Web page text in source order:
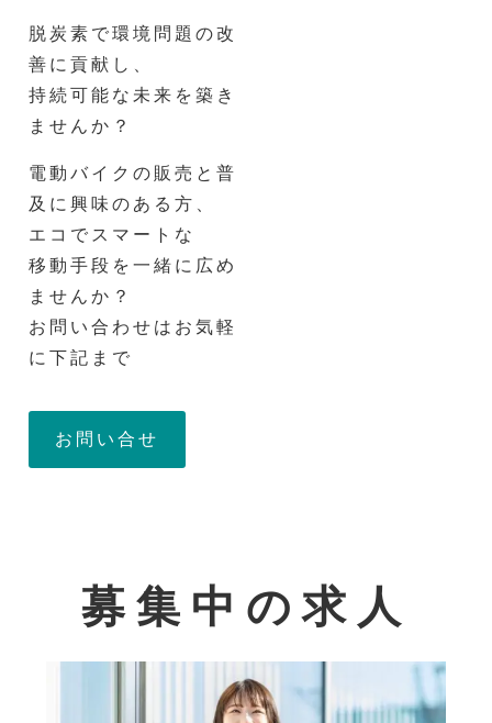
脱炭素で環境問題の改
善に貢献し、
持続可能な未来を築き
ませんか？
電動バイクの販売と普
及に興味のある方、
エコでスマートな
移動手段を一緒に広め
ませんか？
お問い合わせはお気軽
に下記まで
お問い合せ
募集中の求人